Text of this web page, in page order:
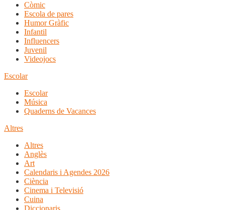
Còmic
Escola de pares
Humor Gràfic
Infantil
Influencers
Juvenil
Videojocs
Escolar
Escolar
Música
Quaderns de Vacances
Altres
Altres
Anglès
Art
Calendaris i Agendes 2026
Ciència
Cinema i Televisió
Cuina
Diccionaris